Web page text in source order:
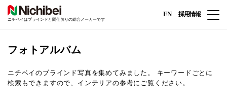
ニチベイはブラインドと間仕切りの総合メーカーです
EN 採用情報
フォトアルバム
ニチベイのブラインド写真を集めてみました。
キーワードごとに
検索もできますので、インテリアの参考にご覧ください。